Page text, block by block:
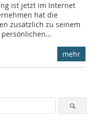
ist jetzt im Internet
hat die
zusätzlich zu seinem
mehr